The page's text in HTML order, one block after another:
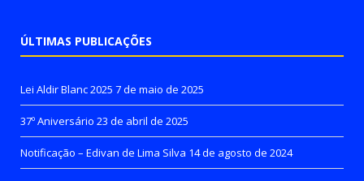
ÚLTIMAS PUBLICAÇÕES
Lei Aldir Blanc 2025 7 de maio de 2025
37º Aniversário 23 de abril de 2025
Notificação – Edivan de Lima Silva 14 de agosto de 2024